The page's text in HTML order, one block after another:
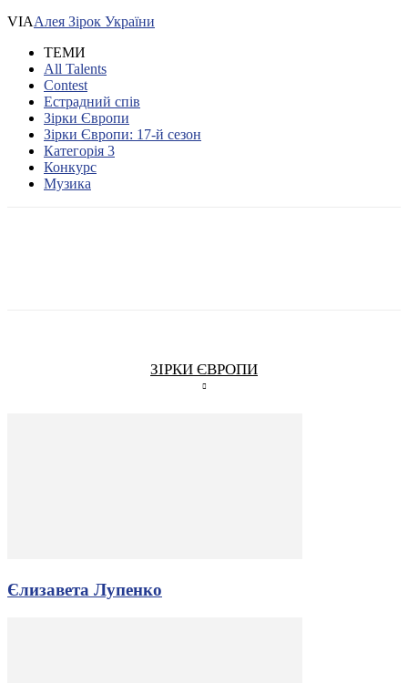
VIAАлея Зірок України
ТЕМИ
All Talents
Contest
Естрадний спів
Зірки Європи
Зірки Європи: 17-й сезон
Категорія 3
Конкурс
Музика
ЗІРКИ ЄВРОПИ
Єлизавета Лупенко